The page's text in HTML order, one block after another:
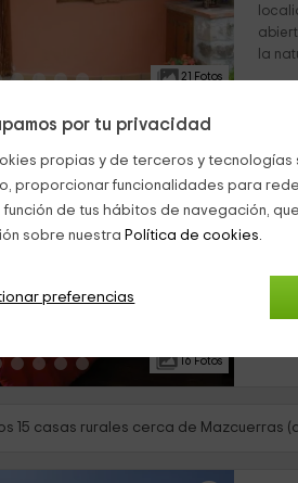
por tu privacidad
propias y de terceros y
proporcionar funcionalidades para
de tus hábitos de navegación,
sobre nuestra Política de cookies.
preferencias
21 Fotos
la
›
16 Fotos
en
15 casas rurales cerca de Mazcuerras